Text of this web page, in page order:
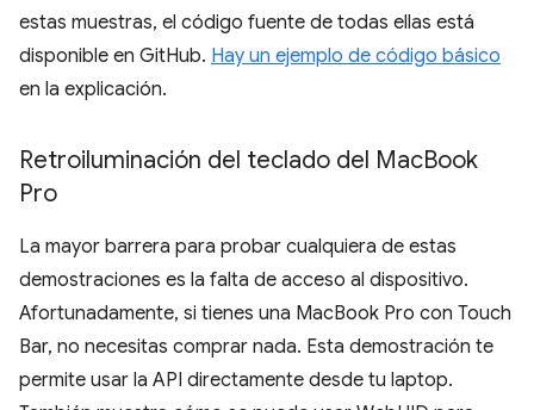
estas muestras, el código fuente de todas ellas está
disponible en GitHub. Hay un ejemplo de código básico
en la explicación.
Retroiluminación del teclado del MacBook
Pro
La mayor barrera para probar cualquiera de estas
demostraciones es la falta de acceso al dispositivo.
Afortunadamente, si tienes una MacBook Pro con Touch
Bar, no necesitas comprar nada. Esta demostración te
permite usar la API directamente desde tu laptop.